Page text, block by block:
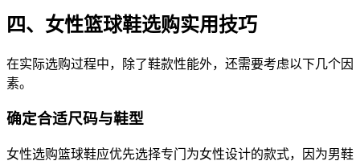
四、女性篮球鞋选购实用技巧
在实际选购过程中，除了鞋款性能外，还需要考虑以下几个因
素。
确定合适尺码与鞋型
女性选购篮球鞋应优先选择专门为女性设计的款式，因为男鞋